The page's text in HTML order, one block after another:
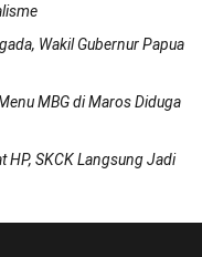
Wakil Gubernur Papua
MBG di Maros Diduga
HP, SKCK Langsung Jadi